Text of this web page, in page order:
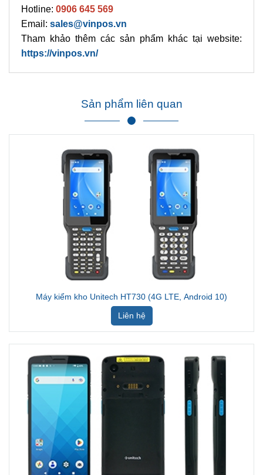
Hotline: 0906 645 569
Email: sales@vinpos.vn
Tham khảo thêm các sản phẩm khác tại website:
https://vinpos.vn/
Sản phẩm liên quan
Máy kiểm kho Unitech HT730 (4G LTE, Android 10)
Liên hệ